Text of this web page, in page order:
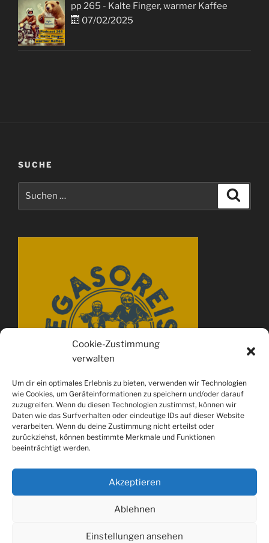
Cookie-Zustimmung
verwalten
Um dir ein optimales Erlebnis zu bieten, verwenden wir Technologien
wie Cookies, um Geräteinformationen zu speichern und/oder darauf
zuzugreifen. Wenn du diesen Technologien zustimmst, können wir
Daten wie das Surfverhalten oder eindeutige IDs auf dieser Website
verarbeiten. Wenn du deine Zustimmung nicht erteilst oder
zurückziehst, können bestimmte Merkmale und Funktionen
beeinträchtigt werden.
Akzeptieren
Ablehnen
Einstellungen ansehen
pp 265 - Kalte Finger, warmer Kaffee
07/02/2025
SUCHE
Instagram